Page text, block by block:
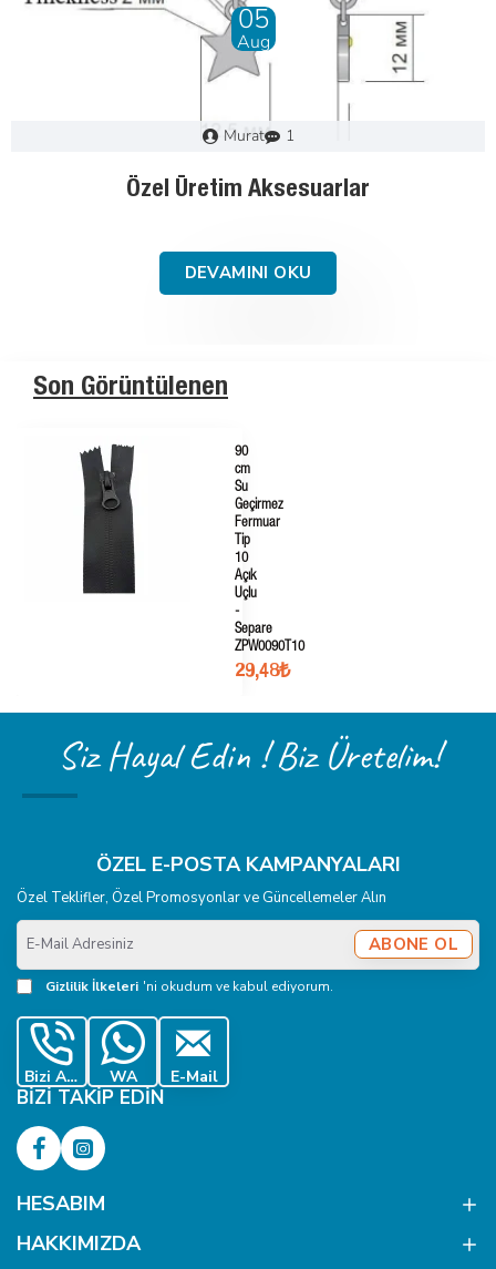
28
Dec
Murat 0
Fermuar Nasıl Seçilir : Adım Adım Kılavuz
DEVAMINI OKU
Son Görüntülenen
90
cm
Su
Geçirmez
Fermuar
Tip
10
Açık
Uçlu
-
Separe
ZPW0090T10
29,48₺
Siz Hayal Edin ! Biz Üretelim!
ÖZEL E-POSTA KAMPANYALARI
Özel Teklifler, Özel Promosyonlar ve Güncellemeler Alın
E-
Mail
Adresiniz
ABONE OL
Gizlilik İlkeleri 'ni okudum ve kabul ediyorum.
Bizi Ara WA E-Mail
BIZI TAKIP EDIN
HESABIM
HAKKIMIZDA